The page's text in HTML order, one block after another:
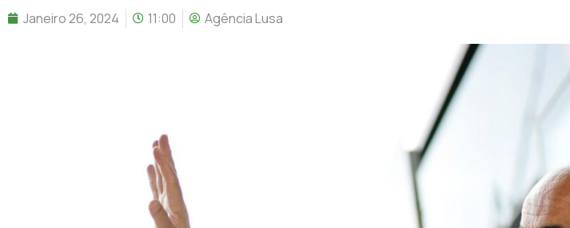
Janeiro 26, 2024 11:00 Agência Lusa